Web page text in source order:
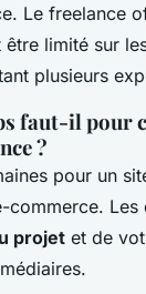
Le freelance
limité sur
plusieurs
faut-il pour
?
pour un
commerce. Les
projet et de